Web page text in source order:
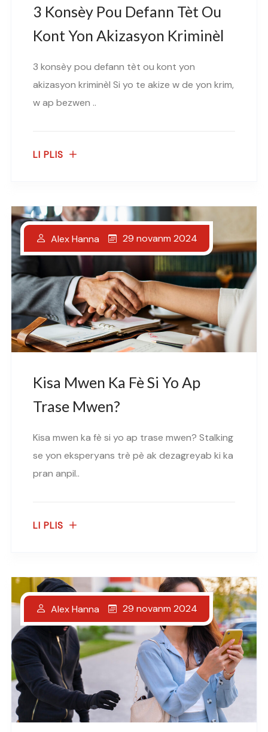
3 Konsèy Pou Defann Tèt Ou
Kont Yon Akizasyon Kriminèl
3 konsèy pou defann tèt ou kont yon
akizasyon kriminèl Si yo te akize w de yon krim,
w ap bezwen ..
LI PLIS
Kisa Mwen Ka Fè Si Yo Ap
Trase Mwen?
Alex Hanna 29 novanm 2024
Kisa mwen ka fè si yo ap trase mwen? Stalking
se yon eksperyans trè pè ak dezagreyab ki ka
pran anpil..
LI PLIS
Alex Hanna 29 novanm 2024